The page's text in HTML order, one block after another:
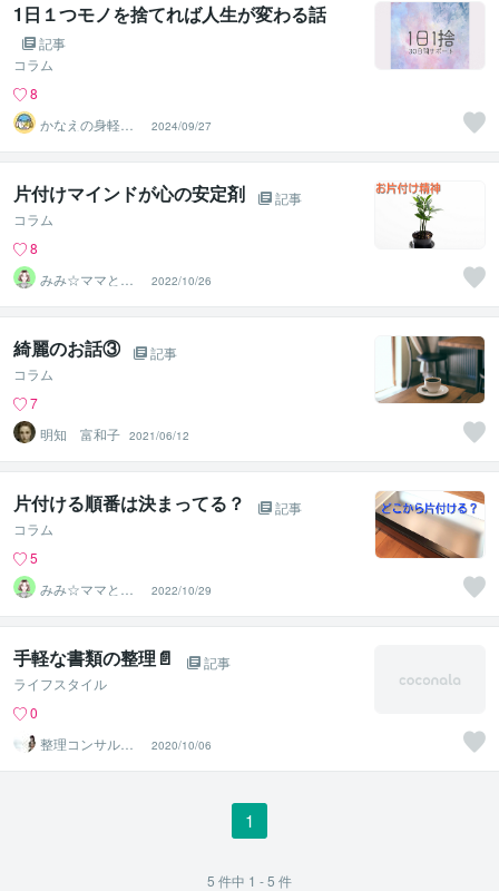
1日１つモノを捨てれば人生が変わる話
記事
コラム
8
かなえの身軽な
暮らし
2024/09/27
片付けマインドが心の安定剤
記事
コラム
8
みみ☆ママと子
どものお片付け
の先生
2022/10/26
綺麗のお話③
記事
コラム
7
明知 富和子 2021/06/12
片付ける順番は決まってる？
記事
コラム
5
みみ☆ママと子
どものお片付け
の先生
2022/10/29
手軽な書類の整理📄
記事
ライフスタイル
0
整理コンサルタ
ントYUMI
2020/10/06
1
5 件中 1 - 5 件